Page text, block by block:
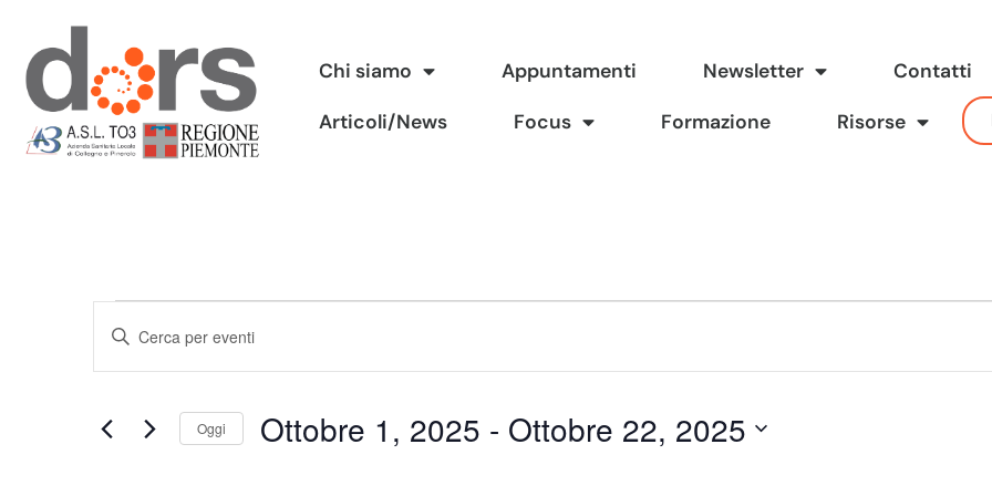
Vai
al
contenuto
Chi siamo Appuntamenti Newsletter Contatti
Articoli/News Focus Formazione Risorse
Eventi
Ricerca
viste
Inserisci
Cerca
Oggi Ottobre 1, 2025 - Ottobre 22, 2025